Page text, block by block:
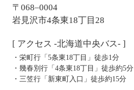
〒068–0004
岩見沢市4条東18丁目28
[ アクセス -北海道中央バス- ]
・栄町行「5条東18丁目」徒歩1分
・幾春別行「4条東18丁目」徒歩約5分
・三笠行「新東町入口」徒歩約15分